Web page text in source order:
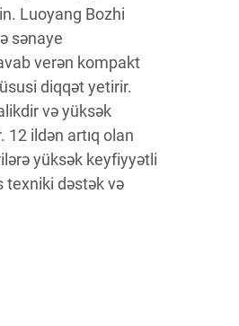
Luoyang Bozhi
sənaye
verən kompakt
diqqət yetirir.
və yüksək
12 ildən artıq olan
yüksək keyfiyyətli
texniki dəstək və